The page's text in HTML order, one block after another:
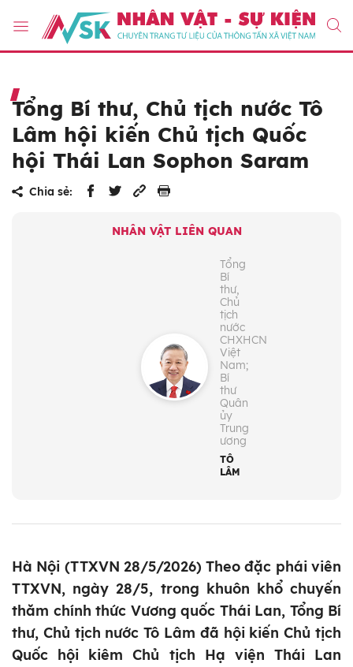
Tổng Bí thư, Chủ tịch nước Tô
Lâm hội kiến Chủ tịch Quốc
hội Thái Lan Sophon Saram
Chia sẻ:
NHÂN VẬT LIÊN QUAN
Tổng
Bí
thư,
Chủ
tịch
nước
CHXHCN
Việt
Nam;
Bí
thư
Quân
ủy
Trung
ương
TÔ
LÂM
Hà Nội (TTXVN 28/5/2026) Theo đặc phái viên
TTXVN, ngày 28/5, trong khuôn khổ chuyến
thăm chính thức Vương quốc Thái Lan, Tổng Bí
thư, Chủ tịch nước Tô Lâm đã hội kiến Chủ tịch
Quốc hội kiêm Chủ tịch Hạ viện Thái Lan